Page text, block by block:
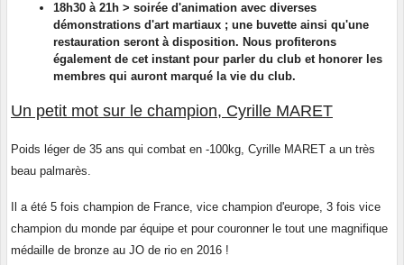
18h30 à 21h > soirée d'animation avec diverses
démonstrations d'art martiaux ; une buvette ainsi qu'une
restauration seront à disposition. Nous profiterons
également de cet instant pour parler du club et honorer les
membres qui auront marqué la vie du club.
Un petit mot sur le champion, Cyrille MARET
Poids léger de 35 ans qui combat en -100kg, Cyrille MARET a un très
beau palmarès.
Il a été 5 fois champion de France, vice champion d'europe, 3 fois vice
champion du monde par équipe et pour couronner le tout une magnifique
médaille de bronze au JO de rio en 2016 !